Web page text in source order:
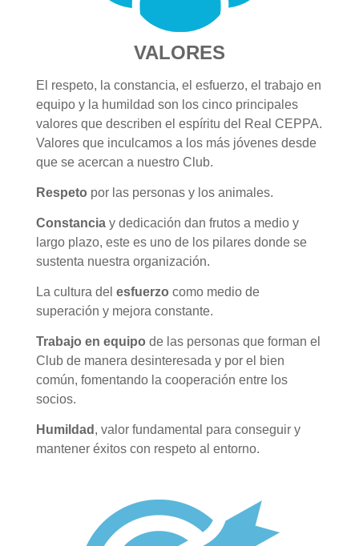
VALORES
El respeto, la constancia, el esfuerzo, el trabajo en
equipo y la humildad son los cinco principales
valores que describen el espíritu del Real CEPPA.
Valores que inculcamos a los más jóvenes desde
que se acercan a nuestro Club.
Respeto por las personas y los animales.
Constanciay dedicación dan frutos a medio y
largo plazo, este es uno de los pilares donde se
sustenta nuestra organización.
La cultura del esfuerzo como medio de
superación y mejora constante.
Trabajo en equipo de las personas que forman el
Club de manera desinteresada y por el bien
común, fomentando la cooperación entre los
socios.
Humildad , valor fundamental para conseguir y
mantener éxitos con respeto al entorno.